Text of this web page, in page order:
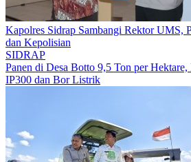
Kapolres Sidrap Sambangi Rektor UMS,
dan Kepolisian
SIDRAP
Panen di Desa Botto 9,5 Ton per
IP300 dan Bor Listrik